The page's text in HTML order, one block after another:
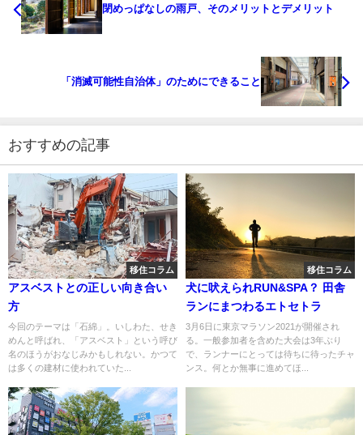
閉めっぱなしの雨戸、そのメリットとデメリット
「消滅可能性自治体」のためにできること
おすすめの記事
移住コラム
アスベストとの正しい向き合い
方
今回のテーマは「石綿」。いしわた、せき
めんと呼ばれ、「アスベスト」という呼び
名のほうがおなじみかもしれない。かつて
は多くの建材に使われていた...
移住コラム
犬に吠えられRUN&SPA？ 田舎
ランにまつわるエトセトラ
3月6日に東京マラソン2021が開催され
る。一般参加者を含めた大会は3年ぶり
で、ランナーにとっては待ちに待ったチャ
ンス。何とか無事に進めてほ...